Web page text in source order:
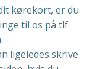
kørekort, er du
til os på tlf.
ligeledes skrive